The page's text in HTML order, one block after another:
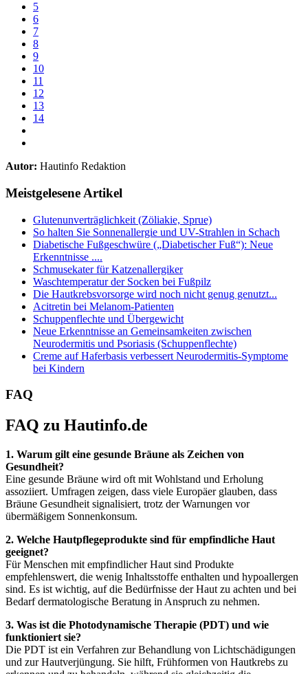
5
6
7
8
9
10
11
12
13
14
Autor: Hautinfo Redaktion
Meistgelesene Artikel
Glutenunverträglichkeit (Zöliakie, Sprue)
So halten Sie Sonnenallergie und UV-Strahlen in Schach
Diabetische Fußgeschwüre („Diabetischer Fuß“): Neue
Erkenntnisse ....
Schmusekater für Katzenallergiker
Waschtemperatur der Socken bei Fußpilz
Die Hautkrebsvorsorge wird noch nicht genug genutzt...
Acitretin bei Melanom-Patienten
Schuppenflechte und Übergewicht
Neue Erkenntnisse an Gemeinsamkeiten zwischen
Neurodermitis und Psoriasis (Schuppenflechte)
Creme auf Haferbasis verbessert Neurodermitis-Symptome
bei Kindern
FAQ
FAQ zu Hautinfo.de
1. Warum gilt eine gesunde Bräune als Zeichen von
Gesundheit?
Eine gesunde Bräune wird oft mit Wohlstand und Erholung
assoziiert. Umfragen zeigen, dass viele Europäer glauben, dass
Bräune Gesundheit signalisiert, trotz der Warnungen vor
übermäßigem Sonnenkonsum.
2. Welche Hautpflegeprodukte sind für empfindliche Haut
geeignet?
Für Menschen mit empfindlicher Haut sind Produkte
empfehlenswert, die wenig Inhaltsstoffe enthalten und hypoallergen
sind. Es ist wichtig, auf die Bedürfnisse der Haut zu achten und bei
Bedarf dermatologische Beratung in Anspruch zu nehmen.
3. Was ist die Photodynamische Therapie (PDT) und wie
funktioniert sie?
Die PDT ist ein Verfahren zur Behandlung von Lichtschädigungen
und zur Hautverjüngung. Sie hilft, Frühformen von Hautkrebs zu